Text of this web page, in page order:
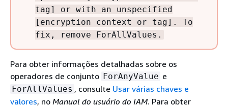
tag] or with an unspecified
[encryption context or tag]. To
fix, remove ForAllValues.
Para obter informações detalhadas sobre os
operadores de conjunto ForAnyValue e
ForAllValues , consulte Usar várias chaves e
valores, no Manual do usuário do IAM. Para obter